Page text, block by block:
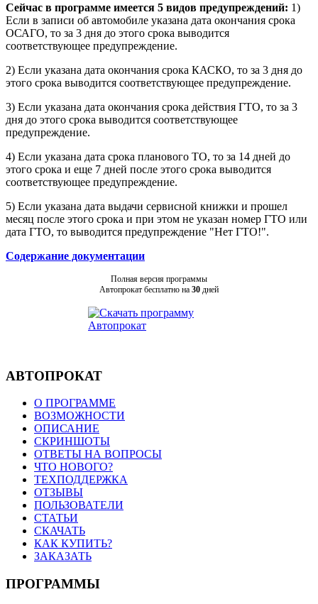
Сейчас в программе имеется 5 видов предупреждений: 1)
Если в записи об автомобиле указана дата окончания срока
ОСАГО, то за 3 дня до этого срока выводится
соответствующее предупреждение.
2) Если указана дата окончания срока КАСКО, то за 3 дня до
этого срока выводится соответствующее предупреждение.
3) Если указана дата окончания срока действия ГТО, то за 3
дня до этого срока выводится соответствующее
предупреждение.
4) Если указана дата срока планового ТО, то за 14 дней до
этого срока и еще 7 дней после этого срока выводится
соответствующее предупреждение.
5) Если указана дата выдачи сервисной книжки и прошел
месяц после этого срока и при этом не указан номер ГТО или
дата ГТО, то выводится предупреждение "Нет ГТО!".
Содержание документации
Полная версия программы
Автопрокат бесплатно на 30 дней
АВТОПРОКАТ
О ПРОГРАММЕ
ВОЗМОЖНОСТИ
ОПИСАНИЕ
СКРИНШОТЫ
ОТВЕТЫ НА ВОПРОСЫ
ЧТО НОВОГО?
ТЕХПОДДЕРЖКА
ОТЗЫВЫ
ПОЛЬЗОВАТЕЛИ
СТАТЬИ
СКАЧАТЬ
КАК КУПИТЬ?
ЗАКАЗАТЬ
ПРОГРАММЫ